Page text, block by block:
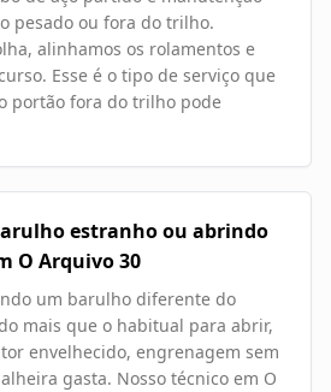
pesado ou fora do trilho.
alinhamos os rolamentos e
Esse é o tipo de serviço que
portão fora do trilho pode
estranho ou abrindo
O Arquivo 30
um barulho diferente do
mais que o habitual para abrir,
envelhecido, engrenagem sem
gasta. Nosso técnico em O